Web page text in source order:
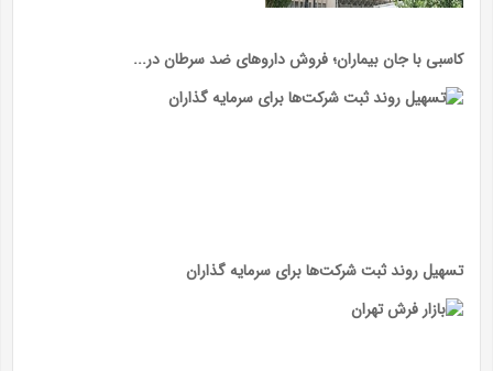
کاسبی با جان بیماران؛ فروش داروهای ضد سرطان در...
تسهیل روند ثبت شرکت‌ها برای سرمایه گذاران